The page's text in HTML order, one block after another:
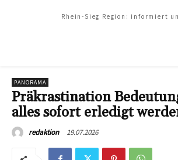
Rhein-Sieg Region: informiert
PANORAMA
Präkrastination
alles sofort erledigt
redaktion 19.07.2026